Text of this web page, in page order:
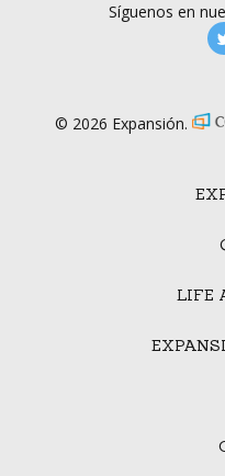
LIFE
Síguenos en
© 2026 Expansión.